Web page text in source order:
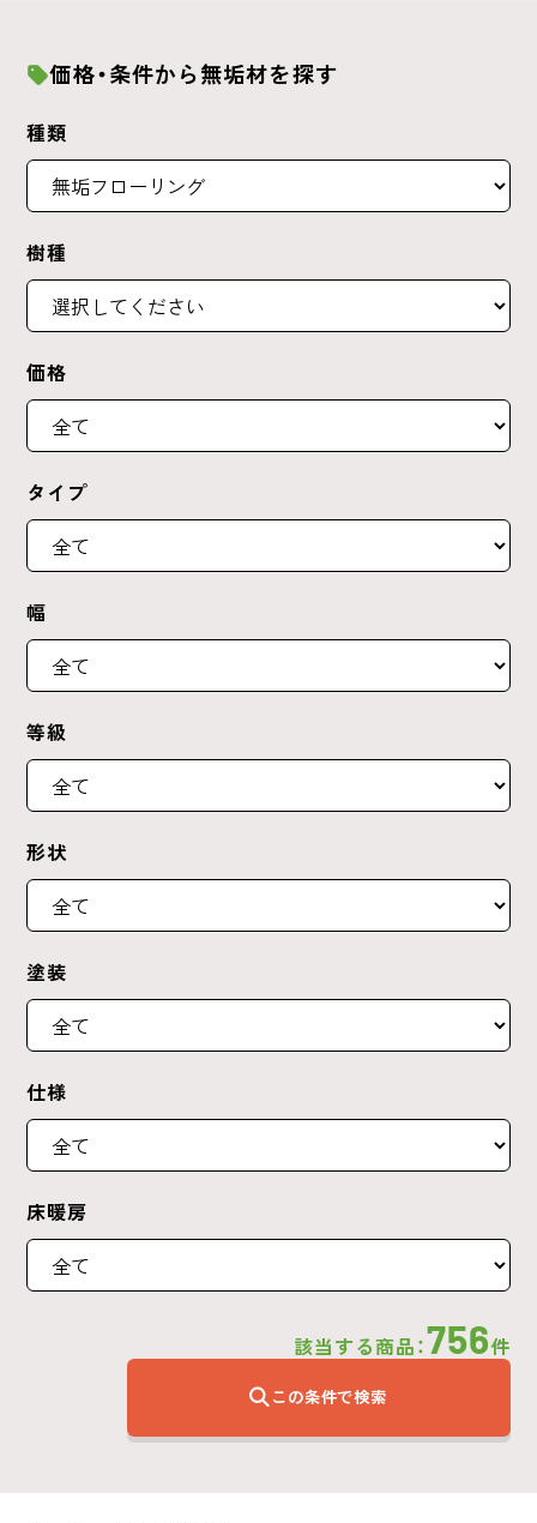
価格・条件から無垢材を探す
種類
樹種
価格
タイプ
幅
等級
形状
塗装
仕様
床暖房
該当する商品：756件
この条件で検索